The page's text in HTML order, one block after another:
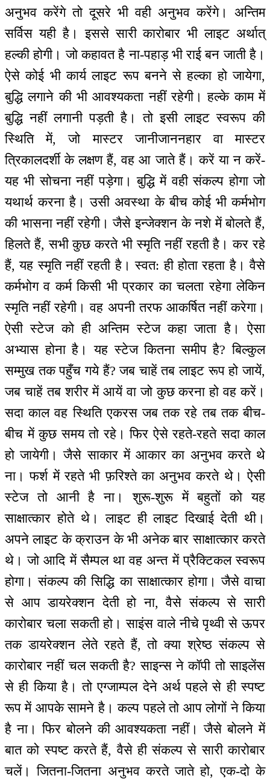
अनुभव करेंगे तो दूसरे भी वही अनुभव करेंगे। अन्तिम
सर्विस यही है। इससे सारी कारोबार भी लाइट अर्थात्
हल्की होगी। जो कहावत है ना-पहाड़ भी राई बन जाती है।
ऐसे कोई भी कार्य लाइट रूप बनने से हल्का हो जायेगा,
बुद्धि लगाने की भी आवश्यकता नहीं रहेगी। हल्के काम में
बुद्धि नहीं लगानी पड़ती है। तो इसी लाइट स्वरूप की
स्थिति में, जो मास्टर जानीजाननहार वा मास्टर
त्रिकालदर्शी के लक्षण हैं, वह आ जाते हैं। करें या न करें-
यह भी सोचना नहीं पड़ेगा। बुद्धि में वही संकल्प होगा जो
यथार्थ करना है। उसी अवस्था के बीच कोई भी कर्मभोग
की भासना नहीं रहेगी। जैसे इन्जेक्शन के नशे में बोलते हैं,
हिलते हैं, सभी कुछ करते भी स्मृति नहीं रहती है। कर रहे
हैं, यह स्मृति नहीं रहती है। स्वत: ही होता रहता है। वैसे
कर्मभोग व कर्म किसी भी प्रकार का चलता रहेगा लेकिन
स्मृति नहीं रहेगी। वह अपनी तरफ आकर्षित नहीं करेगा।
ऐसी स्टेज को ही अन्तिम स्टेज कहा जाता है। ऐसा
अभ्यास होना है। यह स्टेज कितना समीप है? बिल्कुल
सम्मुख तक पहुँच गये हैं? जब चाहें तब लाइट रूप हो जायें,
जब चाहें तब शरीर में आयें वा जो कुछ करना हो वह करें।
सदा काल वह स्थिति एकरस जब तक रहे तब तक बीच-
बीच में कुछ समय तो रहे। फिर ऐसे रहते-रहते सदा काल
हो जायेगी। जैसे साकार में आकार का अनुभव करते थे
ना। फर्श में रहते भी फ़रिश्ते का अनुभव करते थे। ऐसी
स्टेज तो आनी है ना। शुरू-शुरू में बहुतों को यह
साक्षात्कार होते थे। लाइट ही लाइट दिखाई देती थी।
अपने लाइट के क्राउन के भी अनेक बार साक्षात्कार करते
थे। जो आदि में सैम्पल था वह अन्त में प्रैक्टिकल स्वरूप
होगा। संकल्प की सिद्धि का साक्षात्कार होगा। जैसे वाचा
से आप डायरेक्शन देती हो ना, वैसे संकल्प से सारी
कारोबार चला सकती हो। साइंस वाले नीचे पृथ्वी से ऊपर
तक डायरेक्शन लेते रहते हैं, तो क्या श्रेष्ठ संकल्प से
कारोबार नहीं चल सकती है? साइन्स ने कॉपी तो साइलेंस
से ही किया है। तो एग्जाम्पल देने अर्थ पहले से ही स्पष्ट
रूप में आपके सामने है। कल्प पहले तो आप लोगों ने किया
है ना। फिर बोलने की आवश्यकता नहीं। जैसे बोलने में
बात को स्पष्ट करते हैं, वैसे ही संकल्प से सारी कारोबार
चलें। जितना-जितना अनुभव करते जाते हो, एक-दो के